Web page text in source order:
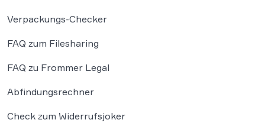
Verpackungs-Checker
FAQ zum Filesharing
FAQ zu Frommer Legal
Abfindungsrechner
Check zum Widerrufsjoker